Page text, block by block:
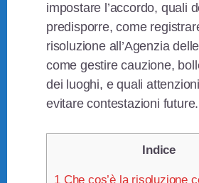
impostare l’accordo, quali
predisporre, come
risoluzione all’Agenzia
come gestire cauzione,
dei luoghi, e quali
evitare contestazioni future.
Indice
1Che cos’è la risoluzione